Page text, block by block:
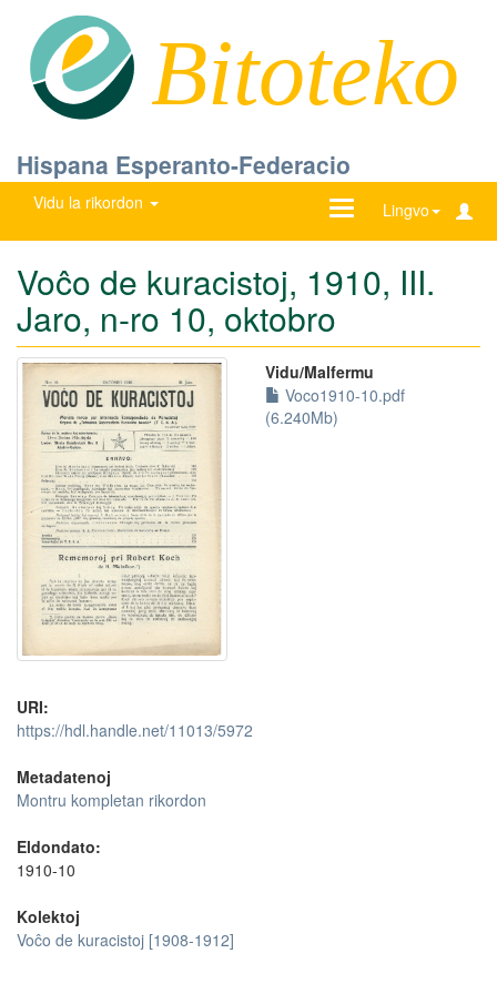
Bitoteko
Hispana Esperanto-Federacio
Vidu la rikordon Lingvo
Ŝanĝu
Voĉo de kuracistoj, 1910, III.
Jaro, n-ro 10, oktobro
Vidu/Malfermu
Voco1910-10.pdf
(6.240Mb)
URI:
https://hdl.handle.net/11013/5972
Metadatenoj
Montru kompletan rikordon
Eldondato:
1910-10
Kolektoj
Voĉo de kuracistoj [1908-1912]